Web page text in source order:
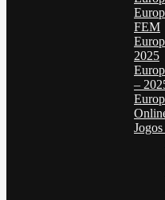
FEM
2025
–